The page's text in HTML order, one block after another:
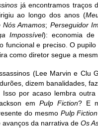
já encontramos traços
ao longo dos anos (
Nós Amamos; Perseguidor
Impossível): economia de
funcional e preciso. O
como diretor segue a
(Lee Marvin e Clu
dizem banalidades,
Isso por acaso lembra
em Pulp Fiction? E
do mesmo Pulp Fiction
avanços da narrativa de Os